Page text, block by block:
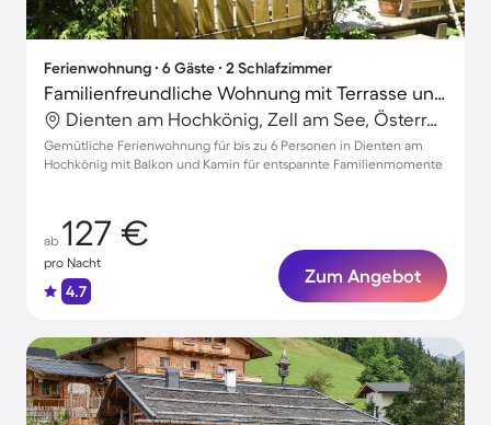
Ferienwohnung ∙ 6 Gäste ∙ 2 Schlafzimmer
Familienfreundliche Wohnung mit Terrasse und Grill | Skifahren in der Nähe | Haustierfreundlich
Dienten am Hochkönig, Zell am See, Österreich
Gemütliche Ferienwohnung für bis zu 6 Personen in Dienten am
Hochkönig mit Balkon und Kamin für entspannte Familienmomente
ab 127 €
pro Nacht
4.7
Zum Angebot